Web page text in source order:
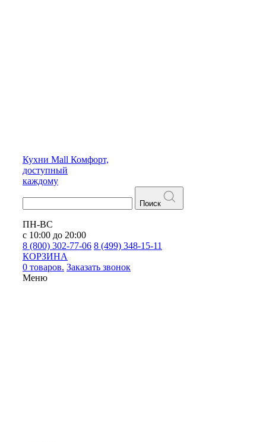
Кухни Mall Комфорт,
доступный
каждому
Поиск
ПН-ВС
с 10:00 до 20:00
8 (800) 302-77-06 8 (499) 348-15-11
КОРЗИНА
0 товаров. Заказать звонок
Меню